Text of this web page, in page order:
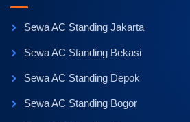
Sewa AC Standing Jakarta
Sewa AC Standing Bekasi
Sewa AC Standing Depok
Sewa AC Standing Bogor